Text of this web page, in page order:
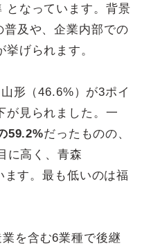
となっています。背景
及や、企業内部での
げられます。
形（46.6%）が3ポイ
が見られました。一
59.2%だったものの、
に高く、青森
ます。最も低いのは福
を含む6業種で後継